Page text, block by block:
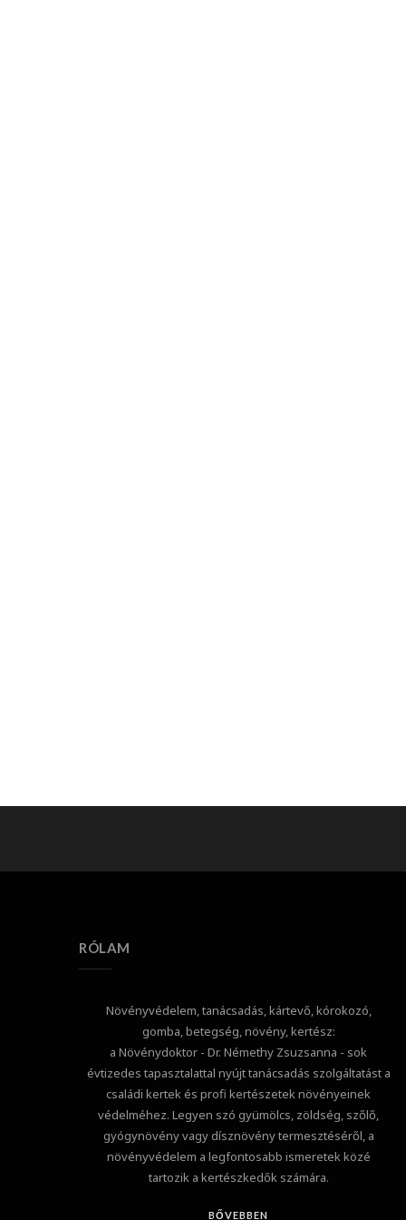
RÓLAM
Növényvédelem, tanácsadás, kártevő, kórokozó,
gomba, betegség, növény, kertész:
a Növénydoktor - Dr. Némethy Zsuzsanna - sok
évtizedes tapasztalattal nyújt tanácsadás szolgáltatást a
családi kertek és profi kertészetek növényeinek
védelméhez. Legyen szó gyümölcs, zöldség, szőlő,
gyógynövény vagy dísznövény termesztéséről, a
növényvédelem a legfontosabb ismeretek közé
tartozik a kertészkedők számára.
BŐVEBBEN